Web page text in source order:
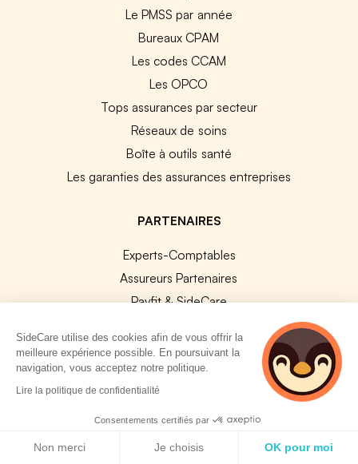
Le PMSS par année
Bureaux CPAM
Les codes CCAM
Les OPCO
Tops assurances par secteur
Réseaux de soins
Boîte à outils santé
Les garanties des assurances entreprises
PARTENAIRES
Experts-Comptables
Assureurs Partenaires
Payfit & SideCare
Nibelis & SideCare
Livi & SideCare
Lianeli & SideCare
API & INTEGRATIONS
API SideCare
SideCare utilise des cookies afin de vous offrir la
meilleure expérience possible. En poursuivant la
navigation, vous acceptez notre politique.
Lire la politique de confidentialité
Consentements certifiés par
Non merci Je choisis OK pour moi
2 personnes
consultent
actuellement cette